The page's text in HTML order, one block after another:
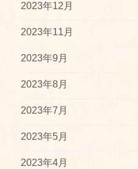
2023年12月
2023年11月
2023年9月
2023年8月
2023年7月
2023年5月
2023年4月